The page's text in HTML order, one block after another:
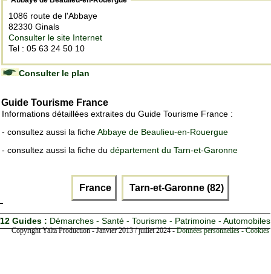
1086 route de l'Abbaye
82330 Ginals
Consulter le site Internet
Tel : 05 63 24 50 10
Consulter le plan
Guide Tourisme France
Informations détaillées extraites du Guide Tourisme France :
- consultez aussi la ficheAbbaye de Beaulieu-en-Rouergue
- consultez aussi la fiche du département du Tarn-et-Garonne
France Tarn-et-Garonne (82)
12 Guides : Démarches - Santé - Tourisme - Patrimoine - Automobiles
Copyright Yalta Production - Janvier 2013 / juillet 2024 -Données personnelles -